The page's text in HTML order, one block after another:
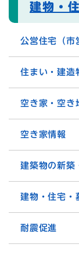
建物・
公営住宅（市
住まい・建造
空き家・空き
空き家情報
建築物の新築
建物・住宅・
耐震促進